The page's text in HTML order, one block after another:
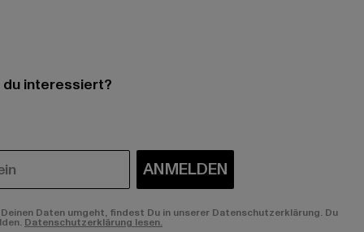
interessiert?
ANMELDEN
Daten umgeht, findest Du in unserer Datenschutzerklärung. Du
Datenschutzerklärung lesen.